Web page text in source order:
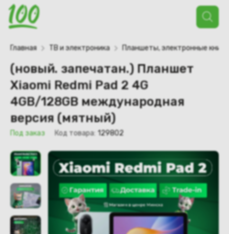
Поиск
товаров
Главная ТВ и электроника Планшеты, электронные книги
(новый. запечатан.) Планшет
Xiaomi Redmi Pad 2 4G
4GB/128GB международная
версия (мятный)
Под заказ Код товара: 129802